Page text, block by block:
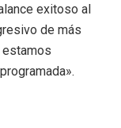
exitoso al
de más
estamos